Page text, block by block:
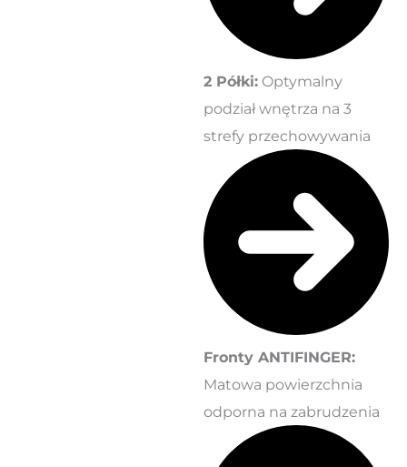
2 Półki: Optymalny
podział wnętrza na 3
strefy przechowywania
Fronty ANTIFINGER:
Matowa powierzchnia
odporna na zabrudzenia